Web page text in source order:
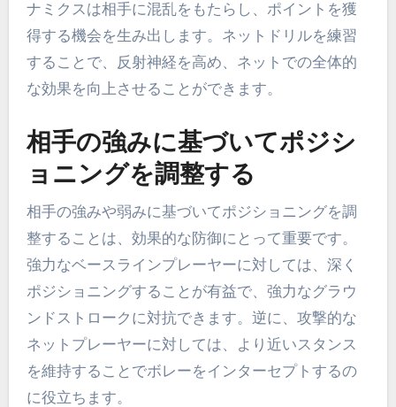
ナミクスは相手に混乱をもたらし、ポイントを獲
得する機会を生み出します。ネットドリルを練習
することで、反射神経を高め、ネットでの全体的
な効果を向上させることができます。
相手の強みに基づいてポジシ
ョニングを調整する
相手の強みや弱みに基づいてポジショニングを調
整することは、効果的な防御にとって重要です。
強力なベースラインプレーヤーに対しては、深く
ポジショニングすることが有益で、強力なグラウ
ンドストロークに対抗できます。逆に、攻撃的な
ネットプレーヤーに対しては、より近いスタンス
を維持することでボレーをインターセプトするの
に役立ちます。